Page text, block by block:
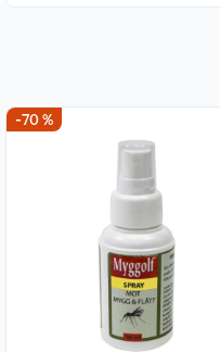
-70 %